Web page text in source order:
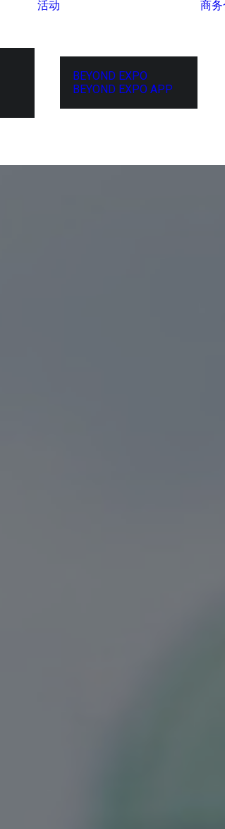
活动
BEYOND EXPO
BEYOND EXPO APP
商